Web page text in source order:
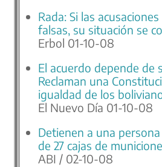
Rada: Si las
falsas, su situación se
Erbol 01-10-08
El acuerdo depende de
Reclaman una
igualdad de los
El Nuevo Día 01-10-08
Detienen a una
de 27 cajas de
ABI / 02-10-08